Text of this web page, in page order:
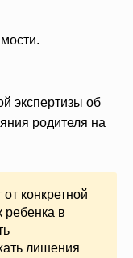
экспертизы об
родителя на
конкретной
ребенка в
лишения